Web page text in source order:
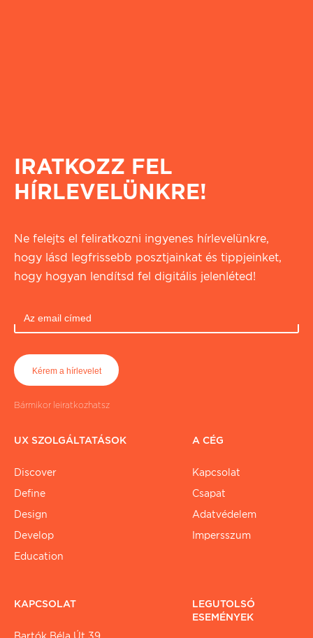
IRATKOZZ FEL
HÍRLEVELÜNKRE!
Ne felejts el feliratkozni ingyenes hírlevelünkre,
hogy lásd legfrissebb posztjainkat és tippjeinket,
hogy hogyan lendítsd fel digitális jelenléted!
Bármikor leiratkozhatsz
UX SZOLGÁLTATÁSOK
Discover
Define
Design
Develop
Education
A CÉG
Kapcsolat
Csapat
Adatvédelem
Impersszum
KAPCSOLAT
LEGUTOLSÓ
ESEMÉNYEK